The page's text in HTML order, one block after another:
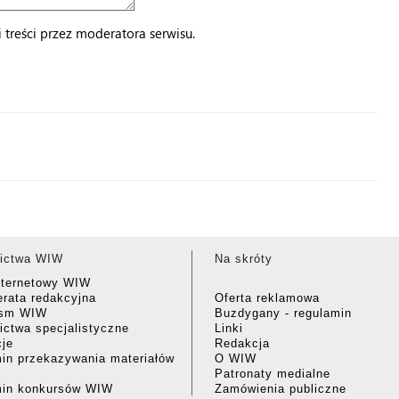
przez moderatora serwisu.
WIW
WIW
redakcyjna
WIW
specjalistyczne
przekazywania materiałów
konkursów WIW
Na skróty
Oferta reklamowa
Buzdygany - regulamin
Linki
Redakcja
O WIW
Patronaty medialne
Zamówienia publiczne